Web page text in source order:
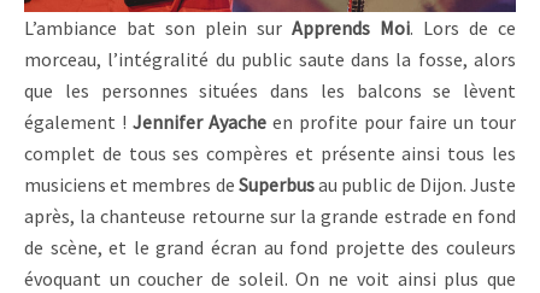
L’ambiance bat son plein sur Apprends Moi. Lors de ce
morceau, l’intégralité du public saute dans la fosse, alors
que les personnes situées dans les balcons se lèvent
également ! Jennifer Ayache en profite pour faire un tour
complet de tous ses compères et présente ainsi tous les
musiciens et membres de Superbusau public de Dijon. Juste
après, la chanteuse retourne sur la grande estrade en fond
de scène, et le grand écran au fond projette des couleurs
évoquant un coucher de soleil. On ne voit ainsi plus que